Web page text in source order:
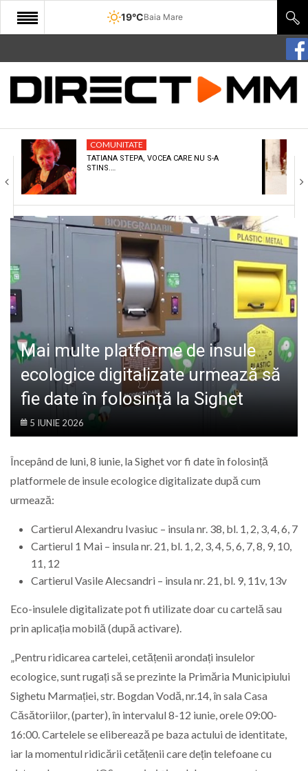
19°CBaia Mare
START
COMUNITATE
CULTURA
ECONOMIE
SANATATE
SPORT
SPECIAL
POLITIC
COMUNITATE
TATIANA STEPA, VOCEA CARE NU S-A
STINS.…
Mai multe platforme de insule
ecologice digitalizate urmează să
fie date în folosință la Sighet
5 IUNIE 2026
Începând de luni, 8 iunie, la Sighet vor fi date în folosință
platformele de insule ecologice digitalizate după cum
urmează:
Cartierul Alexandru Ivasiuc – insula nr. 38, bl. 1, 2, 3, 4, 6, 7
Cartierul 1 Mai – insula nr. 21, bl. 1, 2, 3, 4, 5, 6, 7, 8, 9, 10,
11, 12
Cartierul Vasile Alecsandri – insula nr. 21, bl. 9, 11v, 13v
Eco-insulele digitalizate pot fi utilizate doar cu cartelă sau
prin aplicația mobilă (după activare).
„Pentru ridicarea cartelei, cetățenii arondați insulelor
ecologice, sunt rugați să se prezinte la Primăria Municipiului
Sighetu Marmației, str. Bogdan Vodă, nr.14, în sala Casa
Căsătoriilor, (parter), în intervalul 8-12 iunie, orele 09:00-
16:00. Cartelele se eliberează pe baza actului de identitate,
iar la momentul ridicării cetățenii care dețin telefoane cu